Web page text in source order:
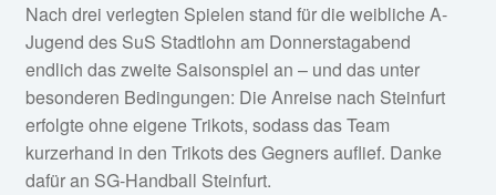
Nach drei verlegten Spielen stand für die weibliche A-
Jugend des SuS Stadtlohn am Donnerstagabend
endlich das zweite Saisonspiel an – und das unter
besonderen Bedingungen: Die Anreise nach Steinfurt
erfolgte ohne eigene Trikots, sodass das Team
kurzerhand in den Trikots des Gegners auflief. Danke
dafür an SG-Handball Steinfurt.